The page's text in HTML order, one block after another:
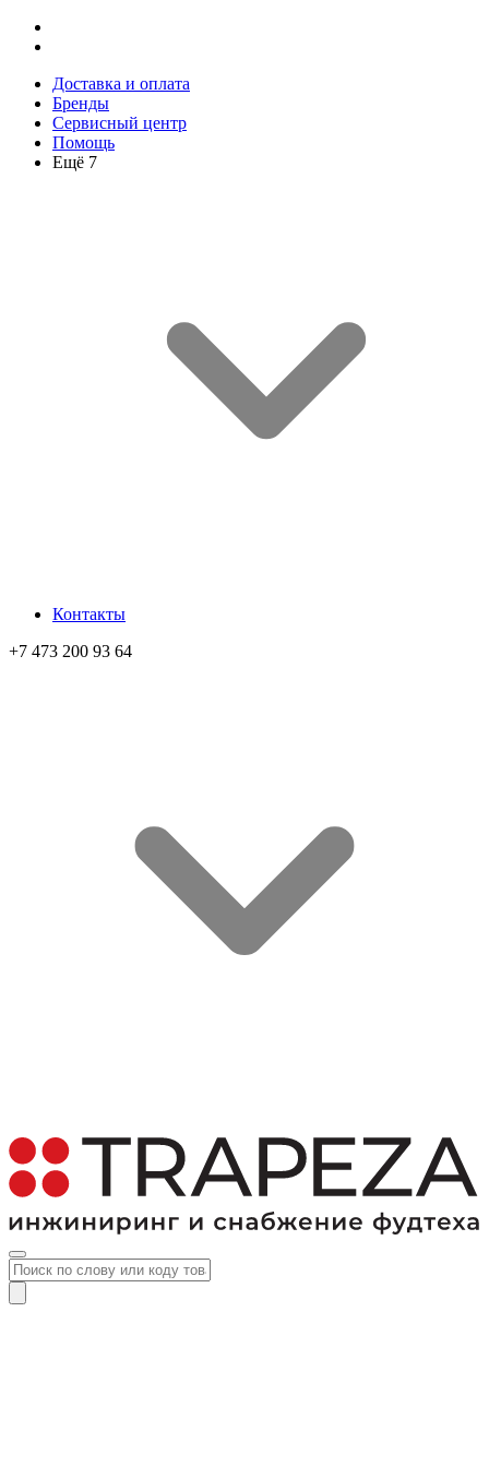
Доставка и оплата
Бренды
Сервисный центр
Помощь
Ещё 7
Контакты
+7 473 200 93 64